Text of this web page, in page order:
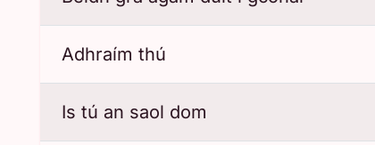
Adhraím thú
Is tú an saol dom